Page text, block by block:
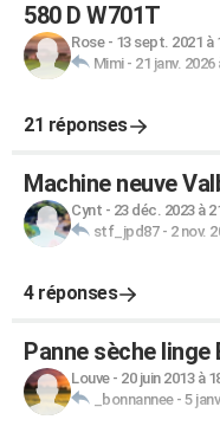
580 D W701T
Rose- 13 sept. 2021 à
Mimi- 21 janv. 2026
21 réponses
Machine neuve
Cynt - 23 déc. 2023 à
stf_jpd87- 2 nov.
4 réponses
Panne sèche
Louve- 20 juin 2013 à
_bonnannee- 5